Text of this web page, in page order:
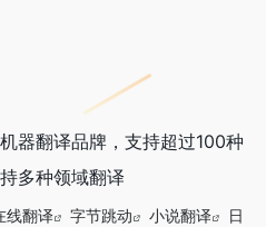
器翻译品牌，支持超过100种
多种领域翻译
线翻译 字节跳动 小说翻译
日